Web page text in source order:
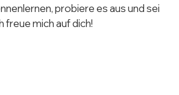
probiere es aus und sei
freue mich auf dich!